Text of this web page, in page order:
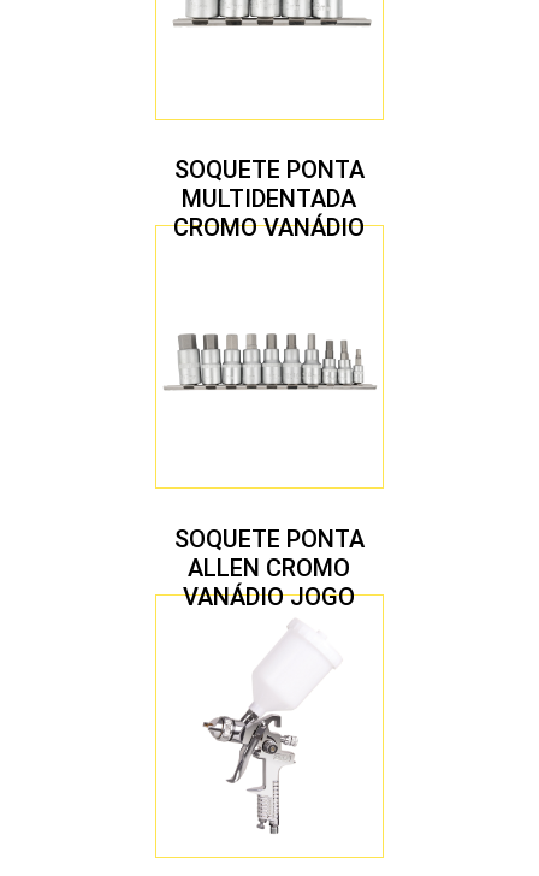
SOQUETE PONTA
MULTIDENTADA
CROMO VANÁDIO
SOQUETE PONTA
ALLEN CROMO
VANÁDIO JOGO
COM 10 PEÇAS